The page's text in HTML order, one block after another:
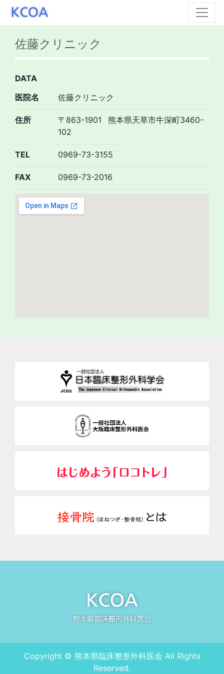
佐藤クリニック
DATA
医院名
佐藤クリニック
住所 〒863-1901
熊本県天草市牛深町3460-
102
TEL 0969-73-3155
FAX 0969-73-2016
Copyright © 熊本県臨床整形外科医会 All Rights
Reserved.